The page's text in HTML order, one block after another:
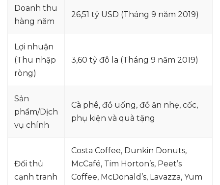
Doanh thu
hàng năm
26,51 tỷ USD (Tháng 9 năm 2019)
Lợi nhuận
(Thu nhập
ròng)
3,60 tỷ đô la (Tháng 9 năm 2019)
Sản
phẩm/Dịch
vụ chính
Cà phê, đồ uống, đồ ăn nhẹ, cốc,
phụ kiện và quà tặng
Đối thủ
cạnh tranh
Costa Coffee, Dunkin Donuts,
McCafé, Tim Horton’s, Peet’s
Coffee, McDonald’s, Lavazza, Yum